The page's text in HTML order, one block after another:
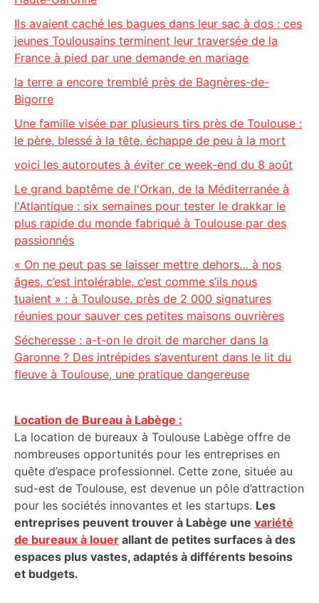
Ils avaient caché les bagues dans leur sac à dos : ces
jeunes Toulousains terminent leur traversée de la
France à pied par une demande en mariage
la terre a encore tremblé près de Bagnères-de-
Bigorre
Une famille visée par plusieurs tirs près de Toulouse :
le père, blessé à la tête, échappe de peu à la mort
voici les autoroutes à éviter ce week-end du 8 août
Le grand baptême de l'Orkan, de la Méditerranée à
l'Atlantique : six semaines pour tester le drakkar le
plus rapide du monde fabriqué à Toulouse par des
passionnés
« On ne peut pas se laisser mettre dehors… à nos
âges, c’est intolérable, c’est comme s’ils nous
tuaient » : à Toulouse, près de 2 000 signatures
réunies pour sauver ces petites maisons ouvrières
Sécheresse : a-t-on le droit de marcher dans la
Garonne ? Des intrépides s’aventurent dans le lit du
fleuve à Toulouse, une pratique dangereuse
Location de Bureau à Labège :
La location de bureaux à Toulouse Labège offre de
nombreuses opportunités pour les entreprises en
quête d’espace professionnel. Cette zone, située au
sud-est de Toulouse, est devenue un pôle d’attraction
pour les sociétés innovantes et les startups. Les
entreprises peuvent trouver à Labège une variété
de bureaux à louer allant de petites surfaces à des
espaces plus vastes, adaptés à différents besoins
et budgets.